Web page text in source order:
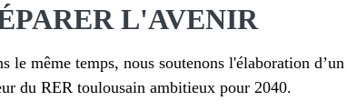
L'AVENIR
le même temps, nous soutenons l'élaboration d’un
du RER toulousain ambitieux pour 2040.